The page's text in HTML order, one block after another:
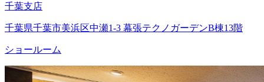
千葉支店
千葉県千葉市美浜区中瀬1-3 幕張テクノガーデンB棟13階
ショールーム